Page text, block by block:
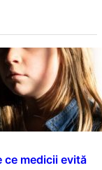
ce medicii evită